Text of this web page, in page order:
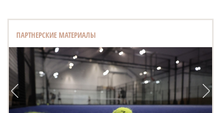
ПАРТНЕРСКИЕ МАТЕРИАЛЫ